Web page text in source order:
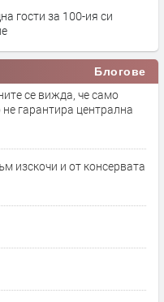
гости за 100-ия си
Блогове
се вижда, че само
гарантира централна
изскочи и от консервата